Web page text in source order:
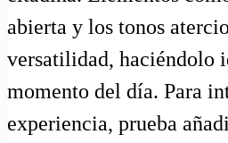
abierta y los tonos
versatilidad, haciéndolo
momento del día. Para
experiencia, prueba